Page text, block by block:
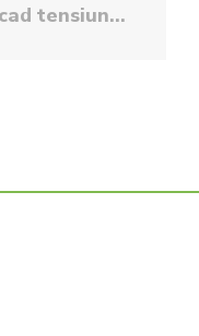
Uleiuri esențiale care scad tensiunea